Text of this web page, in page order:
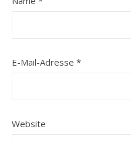
E-Mail-Adresse *
Website